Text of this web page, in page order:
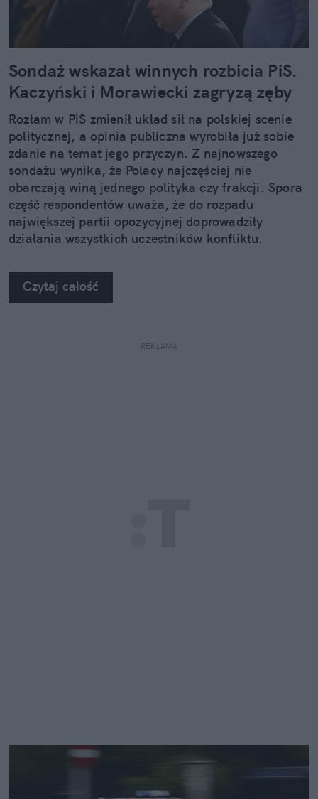
Sondaż wskazał winnych rozbicia PiS.
Kaczyński i Morawiecki zagryzą zęby
Rozłam w PiS zmienił układ sił na polskiej scenie
politycznej, a opinia publiczna wyrobiła już sobie
zdanie na temat jego przyczyn. Z najnowszego
sondażu wynika, że Polacy najczęściej nie
obarczają winą jednego polityka czy frakcji. Spora
część respondentów uważa, że do rozpadu
największej partii opozycyjnej doprowadziły
działania wszystkich uczestników konfliktu.
Czytaj całość
REKLAMA